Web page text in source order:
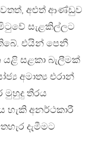
අළුත් ආණ්ඩුව
සැළකිල්ලට
එයින් පෙනී
යළි සළකා බැලීමක්
අමාත්‍ය එරාන්
මුහුදු තීරය
හැකි අනර්ථකාරී
දැමීමට